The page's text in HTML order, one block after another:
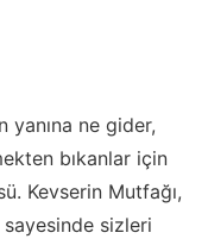
yanına ne gider,
bıkanlar için
Kevserin Mutfağı,
sizleri